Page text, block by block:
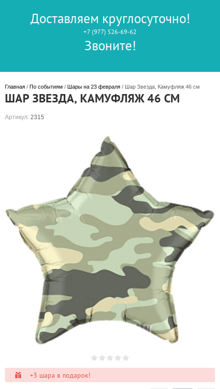
Доставляем круглосуточно!
+7 (977) 526-69-62
Звоните!
Главная / По событиям / Шары на 23 февраля / Шар Звезда, Камуфляж 46 см
ШАР ЗВЕЗДА, КАМУФЛЯЖ 46 СМ
Артикул: 2315
+3 шара в подарок!